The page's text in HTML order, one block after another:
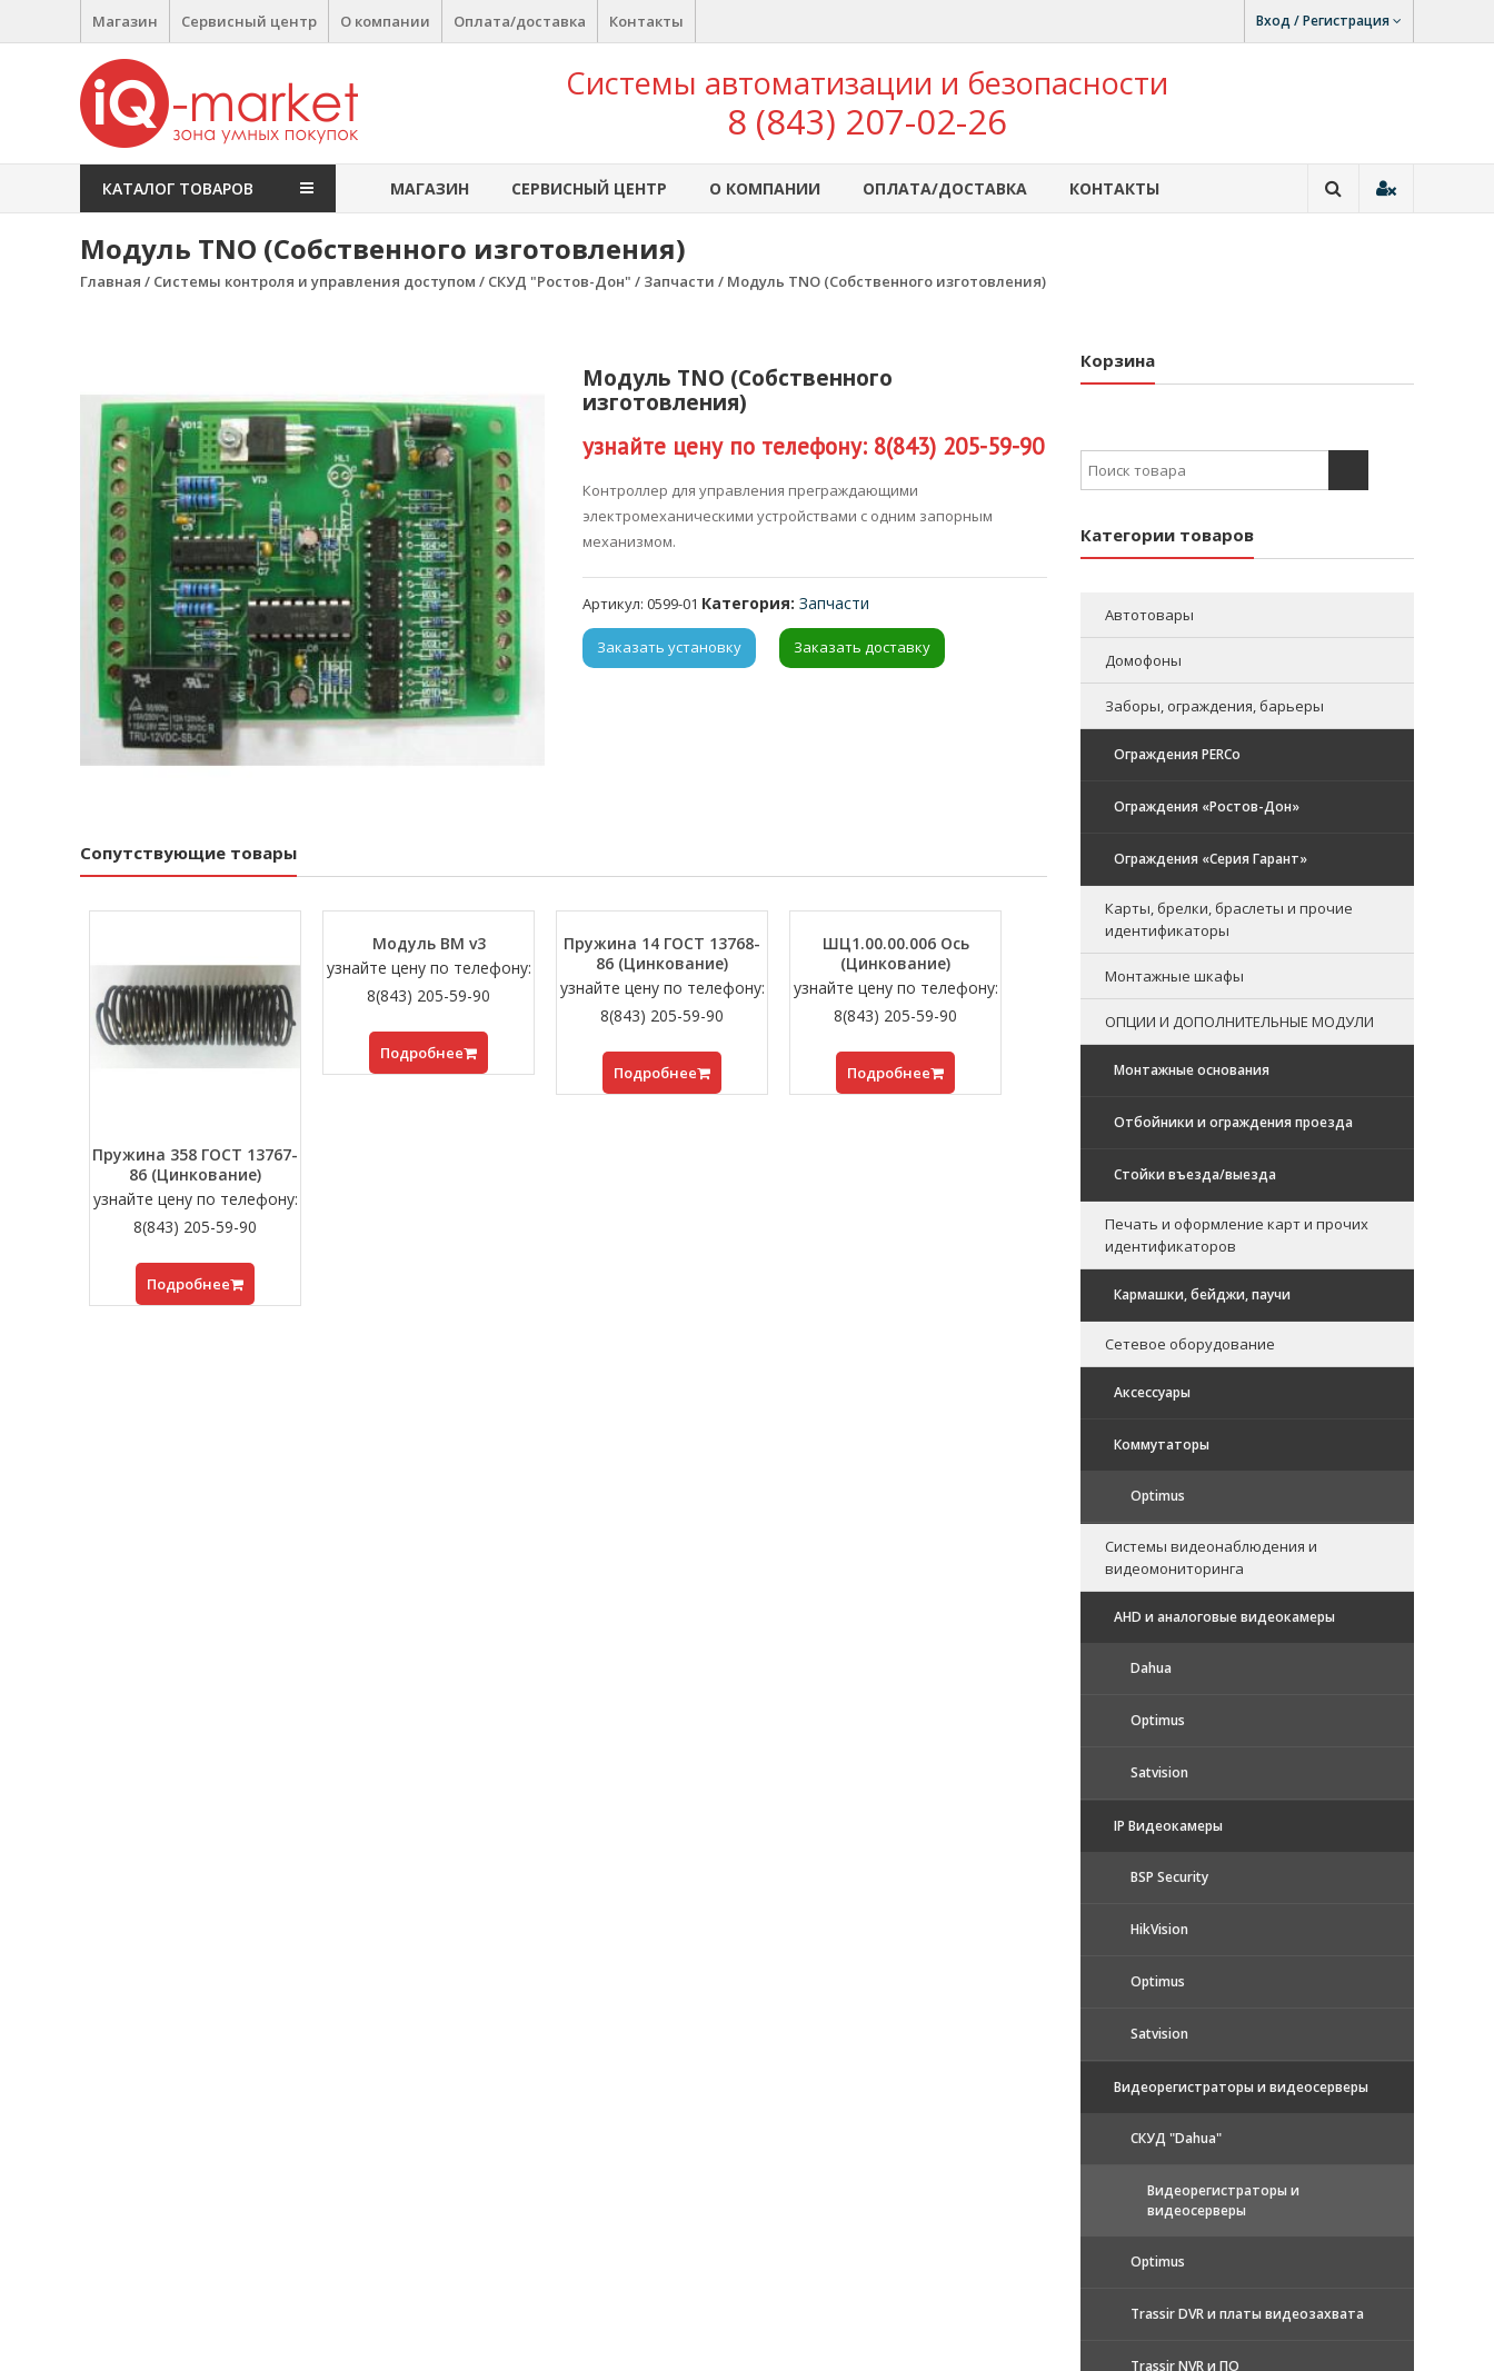
Перейти к содержимому
Магазин Сервисный центр О компании Оплата/доставка Контакты Вход / Регистрация
IQ Market
зона умных покупок
Системы автоматизации и безопасности
8 (843) 207-02-26
КАТАЛОГ ТОВАРОВ МАГАЗИН СЕРВИСНЫЙ ЦЕНТР О КОМПАНИИ ОПЛАТА/ДОСТАВКА КОНТАКТЫ
Модуль TNO (Собственного изготовления)
Главная / Системы контроля и управления доступом / СКУД "Ростов-Дон" / Запчасти / Модуль TNO (Собственного изготовления)
Модуль TNO (Собственного
изготовления)
узнайте цену по телефону: 8(843) 205-59-90
Контроллер для управления преграждающими
электромеханическими устройствами с одним запорным
механизмом.
Артикул:0599-01 Категория:Запчасти
Заказать установку Заказать доставку
Сопутствующие товары
Пружина 358 ГОСТ 13767-
86 (Цинкование)
узнайте цену по телефону:
8(843) 205-59-90
Подробнее
Модуль BM v3
узнайте цену по телефону:
8(843) 205-59-90
Подробнее
Пружина 14 ГОСТ 13768-
86 (Цинкование)
узнайте цену по телефону:
8(843) 205-59-90
Подробнее
ШЦ1.00.00.006 Ось
(Цинкование)
узнайте цену по телефону:
8(843) 205-59-90
Подробнее
Корзина
Search for:
Категории товаров
Автотовары
Домофоны
Заборы, ограждения, барьеры
Ограждения PERCo
Ограждения «Ростов-Дон»
Ограждения «Серия Гарант»
Карты, брелки, браслеты и прочие
идентификаторы
Монтажные шкафы
ОПЦИИ И ДОПОЛНИТЕЛЬНЫЕ МОДУЛИ
Монтажные основания
Отбойники и ограждения проезда
Стойки въезда/выезда
Печать и оформление карт и прочих
идентификаторов
Кармашки, бейджи, паучи
Сетевое оборудование
Аксессуары
Коммутаторы
Optimus
Системы видеонаблюдения и
видеомониторинга
AHD и аналоговые видеокамеры
Dahua
Optimus
Satvision
IP Видеокамеры
BSP Security
HikVision
Optimus
Satvision
Видеорегистраторы и видеосерверы
CКУД "Dahua"
Видеорегистраторы и
видеосерверы
Optimus
Trassir DVR и платы видеозахвата
Trassir NVR и ПО